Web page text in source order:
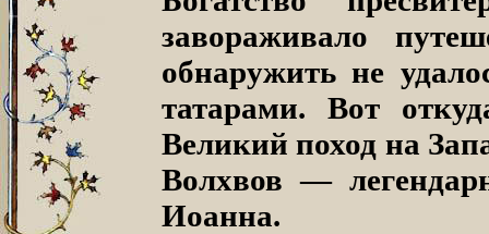
завораживало
обнаружить не
татарами. Вот
Великий поход на
Волхвов —
Иоанна.